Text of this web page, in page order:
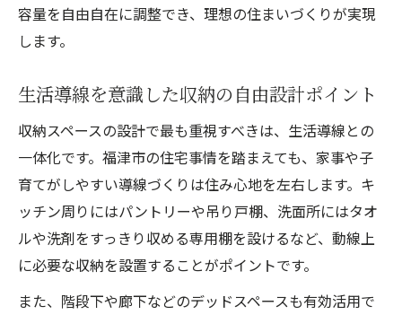
容量を自由自在に調整でき、理想の住まいづくりが実現
します。
生活導線を意識した収納の自由設計ポイント
収納スペースの設計で最も重視すべきは、生活導線との
一体化です。福津市の住宅事情を踏まえても、家事や子
育てがしやすい導線づくりは住み心地を左右します。キ
ッチン周りにはパントリーや吊り戸棚、洗面所にはタオ
ルや洗剤をすっきり収める専用棚を設けるなど、動線上
に必要な収納を設置することがポイントです。
また、階段下や廊下などのデッドスペースも有効活用で